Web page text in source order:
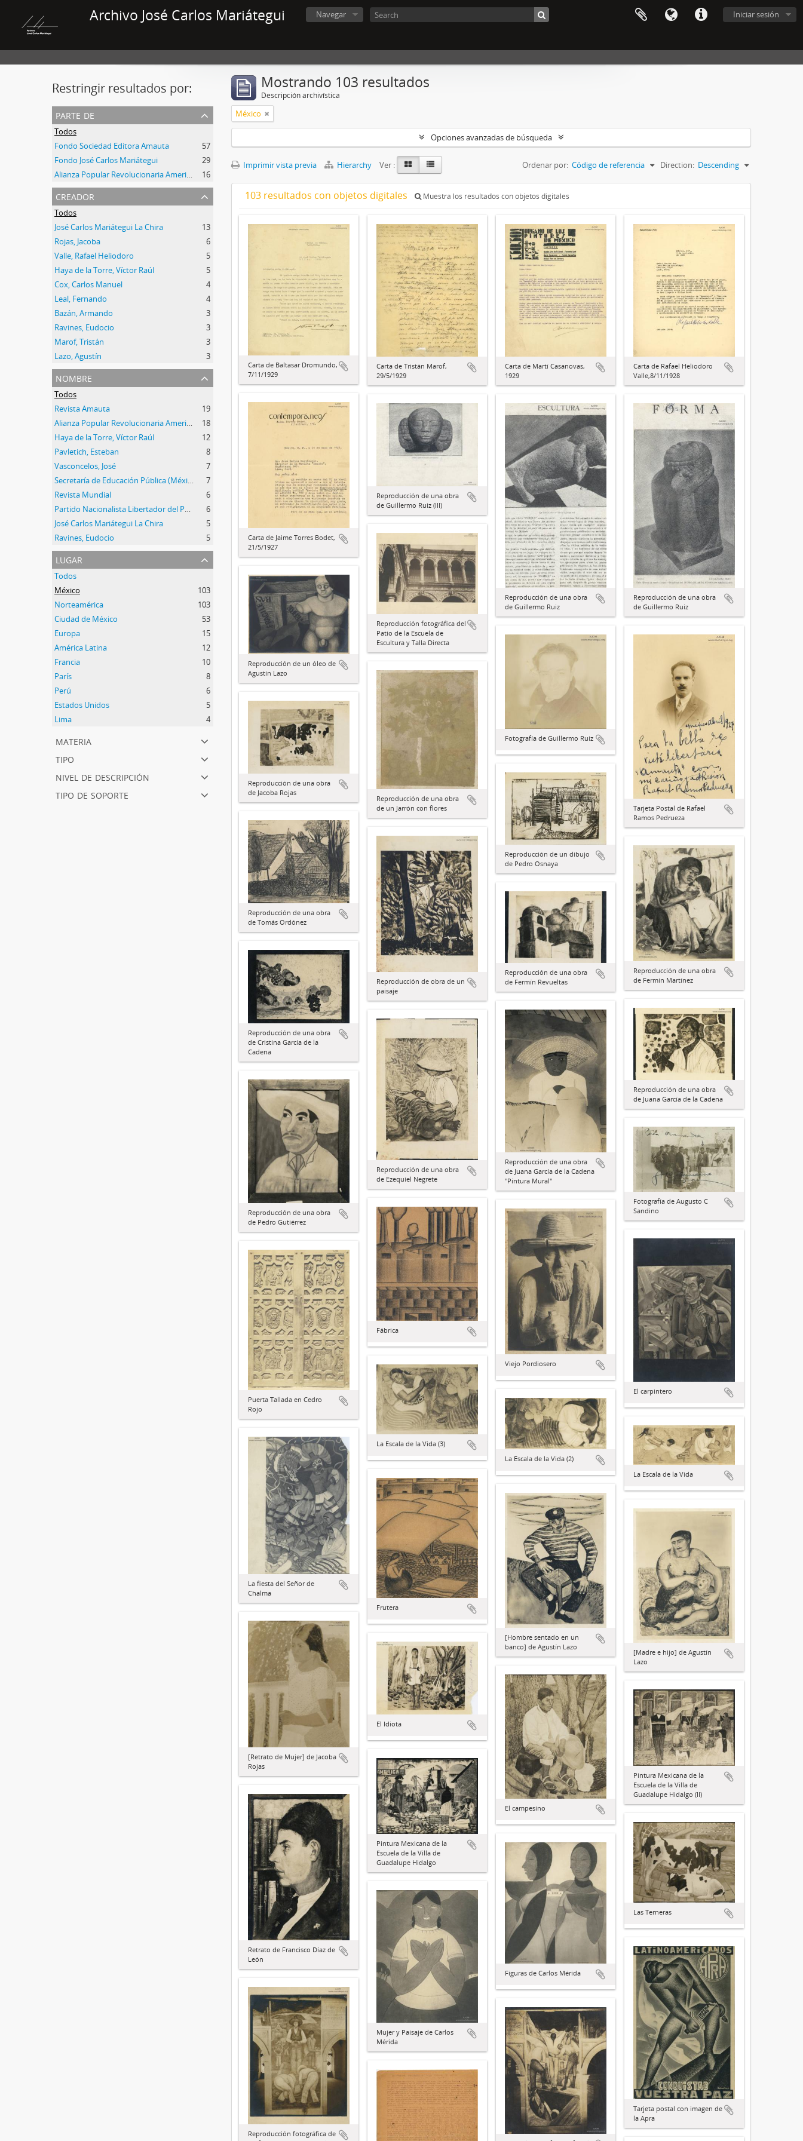
Archivo José Carlos Mariátegui Iniciar sesión
Navegar
Restringir resultados por:
parte de
Todos
Fondo Sociedad Editora Amauta
57
Fondo José Carlos Mariátegui
29
Alianza Popular Revolucionaria Americana-APRA (Colección)
16
creador
Todos
José Carlos Mariátegui La Chira
13
Rojas, Jacoba
6
Valle, Rafael Heliodoro
5
Haya de la Torre, Víctor Raúl
5
Cox, Carlos Manuel
4
Leal, Fernando
4
Bazán, Armando
3
Ravines, Eudocio
3
Marof, Tristán
3
Lazo, Agustín
3
nombre
Todos
Revista Amauta
19
Alianza Popular Revolucionaria Americana (APRA)
18
Haya de la Torre, Víctor Raúl
12
Pavletich, Esteban
8
Vasconcelos, José
7
Secretaría de Educación Pública (México)
7
Revista Mundial
6
Partido Nacionalista Libertador del Perú
6
José Carlos Mariátegui La Chira
5
Ravines, Eudocio
5
lugar
Todos
México
103
Norteamérica
103
Ciudad de México
53
Europa
15
América Latina
12
Francia
10
París
8
Perú
6
Estados Unidos
5
Lima
4
materia
tipo
nivel de descripción
tipo de soporte
Mostrando 103 resultados
Descripción archivística
México
Opciones avanzadas de búsqueda
Imprimir vista previa Hierarchy Ver : Ordenar por: Código de referencia Direction: Descending
103 resultados con objetos digitales Muestra los resultados con objetos digitales
Carta de Baltasar Dromundo,
7/11/1929
Carta de Tristán Marof,
29/5/1929
Carta de Martí Casanovas,
1929
Carta de Rafael Heliodoro
Valle,8/11/1928
Carta de Jaime Torres Bodet,
21/5/1927
Reproducción de una obra
de Guillermo Ruiz (III)
Reproducción de una obra
de Guillermo Ruiz
Reproducción de una obra
de Guillermo Ruiz
Reproducción fotográfica del
Patio de la Escuela de
Escultura y Talla Directa
Reproducción de un óleo de
Agustín Lazo
Fotografía de Guillermo Ruiz
Tarjeta Postal de Rafael
Ramos Pedrueza
Reproducción de una obra
de un Jarrón con flores
Reproducción de una obra
de Jacoba Rojas
Reproducción de un dibujo
de Pedro Osnaya
Reproducción de una obra
de Tomás Ordónez
Reproducción de obra de un
paisaje
Reproducción de una obra
de Fermín Martínez
Reproducción de una obra
de Fermín Revueltas
Reproducción de una obra
de Cristina García de la
Cadena
Reproducción de una obra
de Juana García de la Cadena
Reproducción de una obra
de Juana García de la Cadena
"Pintura Mural"
Reproducción de una obra
de Ezequiel Negrete
Reproducción de una obra
de Pedro Gutiérrez
Fotografía de Augusto C
Sandino
Fábrica
Viejo Pordiosero
El carpintero
Puerta Tallada en Cedro
Rojo
La Escala de la Vida (3)
La Escala de la Vida (2)
La Escala de la Vida
La fiesta del Señor de
Chalma
Frutera
[Hombre sentado en un
banco] de Agustín Lazo
[Madre e hijo] de Agustín
Lazo
[Retrato de Mujer] de Jacoba
Rojas
El Idiota
El campesino
Pintura Mexicana de la
Escuela de la Villa de
Guadalupe Hidalgo (II)
Pintura Mexicana de la
Escuela de la Villa de
Guadalupe Hidalgo
Retrato de Francisco Díaz de
León
Las Terneras
Figuras de Carlos Mérida
Mujer y Paisaje de Carlos
Mérida
Tarjeta postal con imagen de
la Apra
Reproducción fotográfica de